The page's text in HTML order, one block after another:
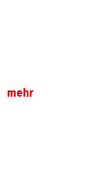
mehr